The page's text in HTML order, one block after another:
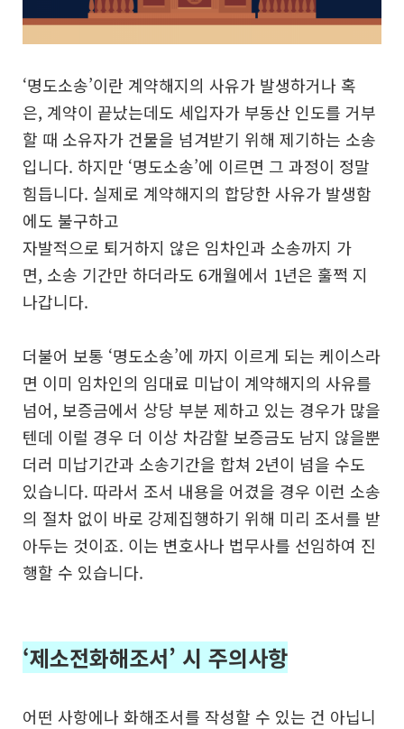
‘명도소송’이란 계약해지의 사유가 발생하거나 혹
은, 계약이 끝났는데도 세입자가 부동산 인도를 거부
할 때 소유자가 건물을 넘겨받기 위해 제기하는 소송
입니다. 하지만 ‘명도소송’에 이르면 그 과정이 정말
힘듭니다. 실제로 계약해지의 합당한 사유가 발생함
에도 불구하고
자발적으로 퇴거하지 않은 임차인과 소송까지 가
면, 소송 기간만 하더라도 6개월에서 1년은 훌쩍 지
나갑니다.
더불어 보통 ‘명도소송’에 까지 이르게 되는 케이스라
면 이미 임차인의 임대료 미납이 계약해지의 사유를
넘어, 보증금에서 상당 부분 제하고 있는 경우가 많을
텐데 이럴 경우 더 이상 차감할 보증금도 남지 않을뿐
더러 미납기간과 소송기간을 합쳐 2년이 넘을 수도
있습니다. 따라서 조서 내용을 어겼을 경우 이런 소송
의 절차 없이 바로 강제집행하기 위해 미리 조서를 받
아두는 것이죠. 이는 변호사나 법무사를 선임하여 진
행할 수 있습니다.
‘제소전화해조서’ 시 주의사항
어떤 사항에나 화해조서를 작성할 수 있는 건 아닙니